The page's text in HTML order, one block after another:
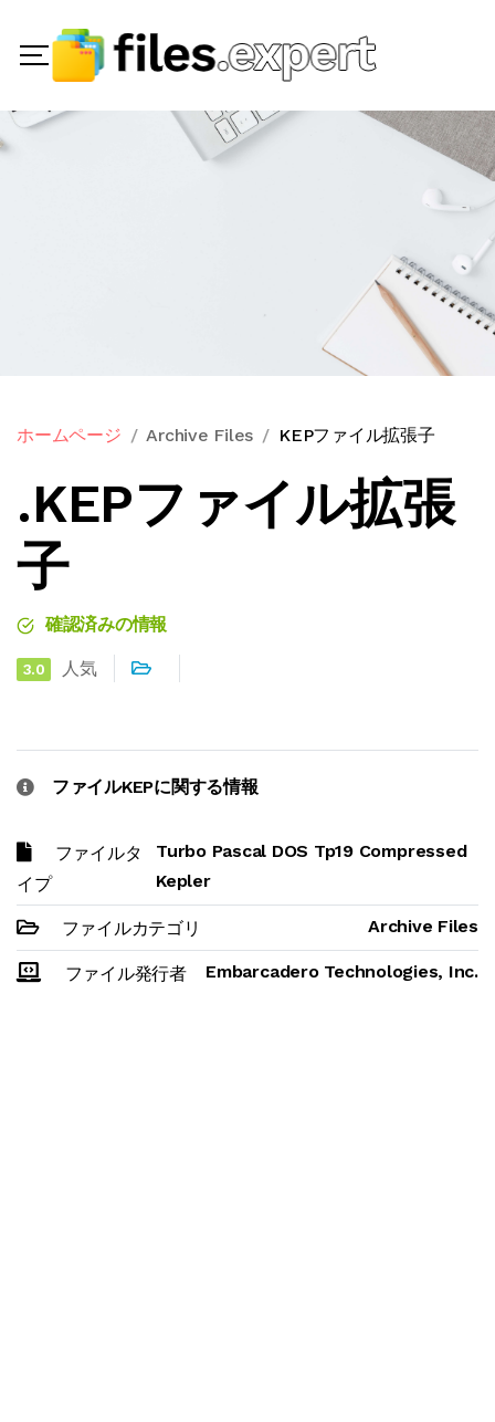
ホームページ Archive Files KEPファイル拡張子
.KEPファイル拡張
子
確認済みの情報
3.0 人気
ファイルKEPに関する情報
ファイルタ
イプ
Turbo Pascal DOS Tp19 Compressed
Kepler
ファイルカテゴリ Archive Files
ファイル発行者 Embarcadero Technologies, Inc.